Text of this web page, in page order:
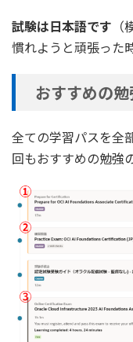
試験は日本語です
慣れようと頑張った
おすすめの
全ての学習パスを全
回もおすすめの勉強